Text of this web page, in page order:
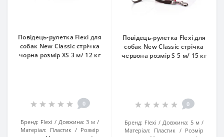
Повідець-рулетка Flexi для
собак New Classic стрічка
чорна розмір XS 3 м/ 12 кг
0
Бренд: Flexi Довжина: 3 м
Матеріал: Пластик
Розмір
Повідець-рулетка Flexi для
собак New Classic стрічка
червона розмір S 5 м/ 15 кг
0
Бренд: Flexi Довжина: 5 м
Матеріал: Пластик
Розмір